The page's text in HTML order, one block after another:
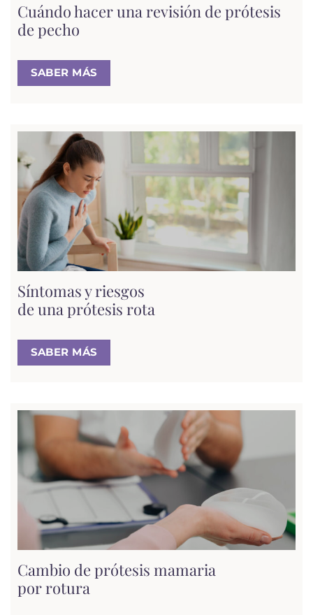
Cuándo hacer una revisión de prótesis
de pecho
SABER MÁS
Síntomas y riesgos
de una prótesis rota
SABER MÁS
Cambio de prótesis mamaria
por rotura